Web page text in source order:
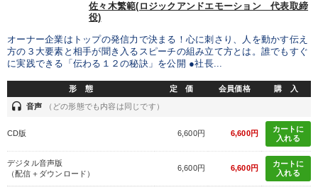
佐々木繁範(ロジックアンドエモーション 代表取締
役)
オーナー企業はトップの発信力で決まる！心に刺さり、人を動かす伝え
方の３大要素と相手が聞き入るスピーチの組み立て方とは。誰でもすぐ
に実践できる「伝わる１２の秘訣」を公開 ●社長...
形 態 定 価 会員価格 購 入
headset 音声 （どの形態でも内容は同じです）
CD版 6,600円 6,600円
カートに
入れる
デジタル音声版
（配信＋ダウンロード）
6,600円 6,600円
カートに
入れる